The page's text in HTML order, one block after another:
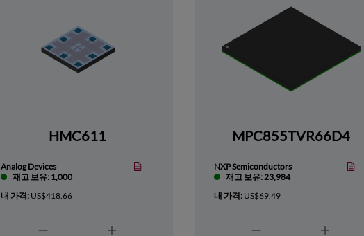
HMC611
Analog Devices
재고 보유: 1,000
내 가격: US$418.66
MPC855TVR66D4
NXP Semiconductors
재고 보유: 23,984
내 가격: US$69.49